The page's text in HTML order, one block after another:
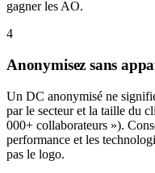
gagner les AO.
4
Anonymisez sans
Un DC anonymisé ne
par le secteur et la taille du
000+ collaborateurs »).
performance et les
pas le logo.